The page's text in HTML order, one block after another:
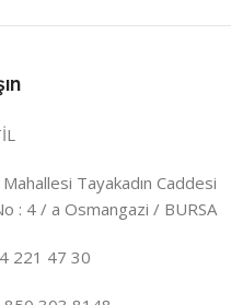
Tayakadın Caddesi
: 4 / a Osmangazi / BURSA
221 47 30